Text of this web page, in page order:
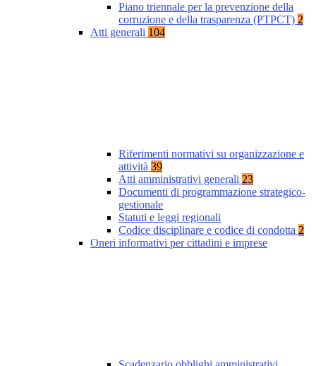
Piano triennale per la prevenzione della
corruzione e della trasparenza (PTPCT) 2
Atti generali 104
Riferimenti normativi su organizzazione e
attività 39
Atti amministrativi generali 23
Documenti di programmazione strategico-
gestionale
Statuti e leggi regionali
Codice disciplinare e codice di condotta 2
Oneri informativi per cittadini e imprese